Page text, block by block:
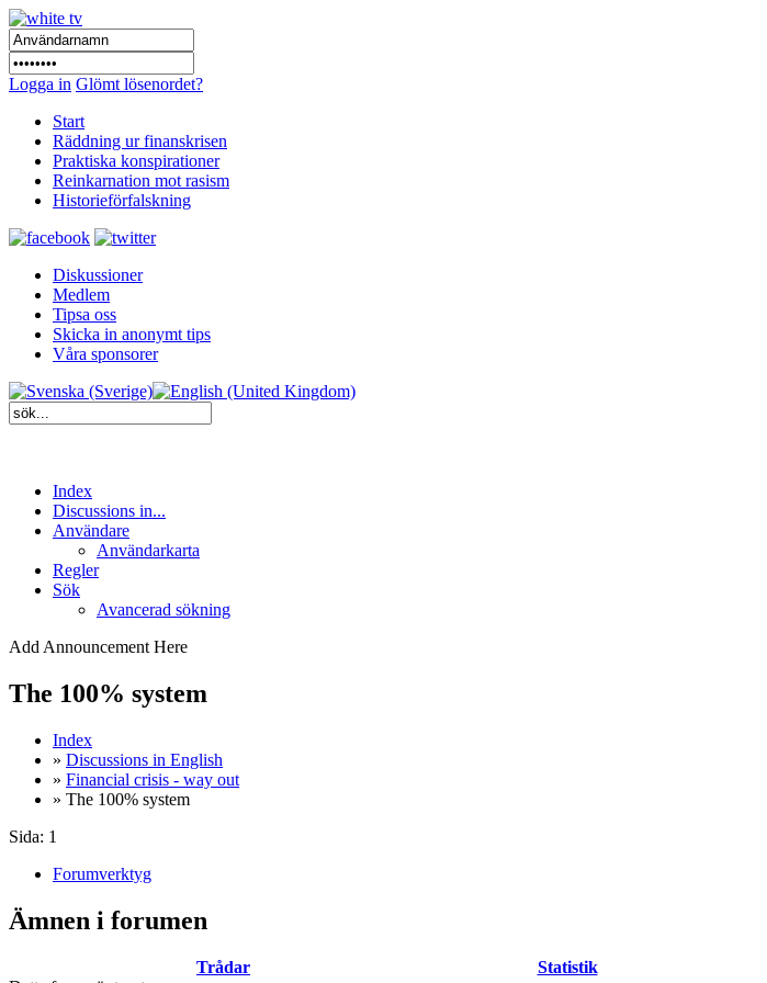
Logga in Glömt lösenordet?
Start
Räddning ur finanskrisen
Praktiska konspirationer
Reinkarnation mot rasism
Historieförfalskning
Diskussioner
Medlem
Tipsa oss
Skicka in anonymt tips
Våra sponsorer
Index
Discussions in...
Användare
Användarkarta
Regler
Sök
Avancerad sökning
Add Announcement Here
The 100% system
Index
» Discussions in English
» Financial crisis - way out
» The 100% system
Sida: 1
Forumverktyg
Ämnen i forumen
Trådar Statistik